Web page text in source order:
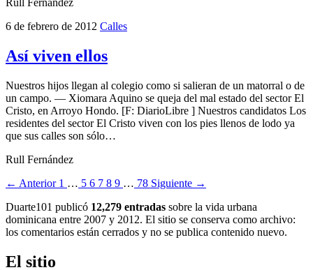
Rull Fernández
6 de febrero de 2012 Calles
Así viven ellos
Nuestros hijos llegan al colegio como si salieran de un matorral o de
un campo. — Xiomara Aquino se queja del mal estado del sector El
Cristo, en Arroyo Hondo. [F: DiarioLibre ] Nuestros candidatos Los
residentes del sector El Cristo viven con los pies llenos de lodo ya
que sus calles son sólo…
Rull Fernández
← Anterior 1 … 5 6 7 8 9 … 78 Siguiente →
Duarte101 publicó 12,279 entradas sobre la vida urbana
dominicana entre 2007 y 2012. El sitio se conserva como archivo:
los comentarios están cerrados y no se publica contenido nuevo.
El sitio